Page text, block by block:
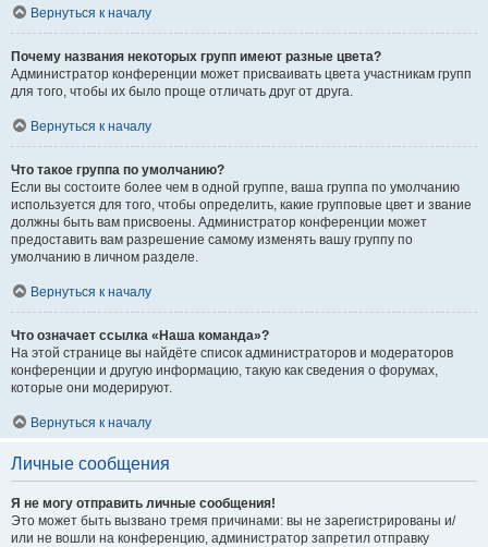
Вернуться к началу
Почему названия некоторых групп имеют разные цвета?
Администратор конференции может присваивать цвета участникам групп
для того, чтобы их было проще отличать друг от друга.
Вернуться к началу
Что такое группа по умолчанию?
Если вы состоите более чем в одной группе, ваша группа по умолчанию
используется для того, чтобы определить, какие групповые цвет и звание
должны быть вам присвоены. Администратор конференции может
предоставить вам разрешение самому изменять вашу группу по
умолчанию в личном разделе.
Вернуться к началу
Что означает ссылка «Наша команда»?
На этой странице вы найдёте список администраторов и модераторов
конференции и другую информацию, такую как сведения о форумах,
которые они модерируют.
Вернуться к началу
Личные сообщения
Я не могу отправить личные сообщения!
Это может быть вызвано тремя причинами: вы не зарегистрированы и/
или не вошли на конференцию, администратор запретил отправку